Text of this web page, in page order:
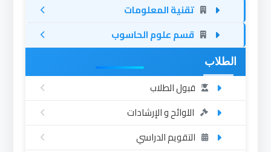
تقنية المعلومات
قسم علوم الحاسوب
الطلاب
قبول الطلاب
اللوائح و الإرشادات
التقويم الدراسي